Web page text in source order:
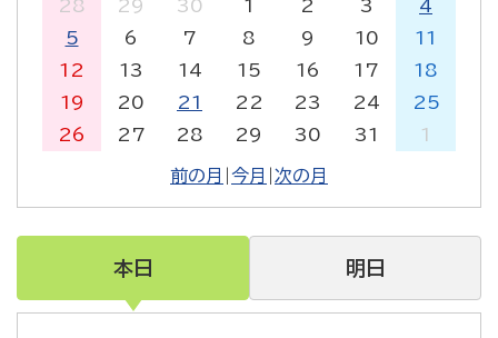
28
29 30 1 2 3
4
5
6 7 8 9 10
11
12
13 14 15 16 17
18
19
20 21 22 23 24
25
26
27 28 29 30 31 1
前の月 今月 次の月
本日 明日